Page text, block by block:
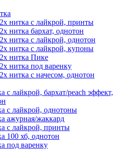
нитка с лайкрой, принты
нитка бархат, однотон
нитка с лайкрой, однотон
нитка с лайкрой, купоны
нитка Пике
нитка под варенку
нитка с начесом, однотон
с лайкрой, бархат/peach эффект,
с лайкрой, однотоны
ажурная/жаккард
с лайкрой, принты
100 хб, однотон
под варенку